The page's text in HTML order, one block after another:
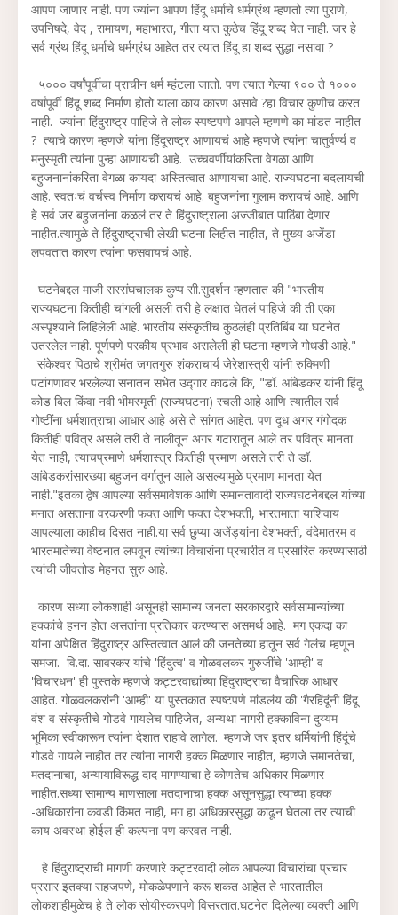
आपण जाणार नाही. पण ज्यांना आपण हिंदू धर्माचे धर्मग्रंथ म्हणतो त्या पुराणे,
उपनिषदे, वेद , रामायण, महाभारत, गीता यात कुठेच हिंदू शब्द येत नाही. जर हे
सर्व ग्रंथ हिंदू धर्माचे धर्मग्रंथ आहेत तर त्यात हिंदू हा शब्द सुद्धा नसावा ?
५००० वर्षांपूर्वीचा प्राचीन धर्म म्हंटला जातो. पण त्यात गेल्या ९०० ते १०००
वर्षांपूर्वी हिंदू शब्द निर्माण होतो याला काय कारण असावे ?हा विचार कुणीच करत
नाही. ज्यांना हिंदुराष्ट्र पाहिजे ते लोक स्पष्टपणे आपले म्हणणे का मांडत नाहीत
? त्याचे कारण म्हणजे यांना हिंदूराष्ट्र आणायचं आहे म्हणजे त्यांना चातुर्वर्ण्य व
मनुस्मृती त्यांना पुन्हा आणायची आहे. उच्चवर्णीयांकरिता वेगळा आणि
बहुजनानांकरिता वेगळा कायदा अस्तित्वात आणायचा आहे. राज्यघटना बदलायची
आहे. स्वतःचं वर्चस्व निर्माण करायचं आहे. बहुजनांना गुलाम करायचं आहे. आणि
हे सर्व जर बहुजनांना कळलं तर ते हिंदुराष्ट्राला अज्जीबात पाठिंबा देणार
नाहीत.त्यामुळे ते हिंदुराष्ट्राची लेखी घटना लिहीत नाहीत, ते मुख्य अजेंडा
लपवतात कारण त्यांना फसवायचं आहे.
घटनेबद्दल माजी सरसंघचालक कुप्प सी.सुदर्शन म्हणतात की "भारतीय
राज्यघटना कितीही चांगली असली तरी हे लक्षात घेतलं पाहिजे की ती एका
अस्पृश्याने लिहिलेली आहे. भारतीय संस्कृतीच कुठलंही प्रतिबिंब या घटनेत
उतरलेल नाही. पूर्णपणे परकीय प्रभाव असलेली ही घटना म्हणजे गोधडी आहे."
'संकेश्वर पिठाचे श्रीमंत जगतगुरु शंकराचार्य जेरेशास्त्री यांनी रुक्मिणी
पटांगणावर भरलेल्या सनातन सभेत उद्गार काढले कि, "डॉ. आंबेडकर यांनी हिंदू
कोड बिल किंवा नवी भीमस्मृती (राज्यघटना) रचली आहे आणि त्यातील सर्व
गोष्टींना धर्मशात्राचा आधार आहे असे ते सांगत आहेत. पण दूध अगर गंगोदक
कितीही पवित्र असले तरी ते नालीतून अगर गटारातून आले तर पवित्र मानता
येत नाही, त्याचप्रमाणे धर्मशास्त्र कितीही प्रमाण असले तरी ते डॉ.
आंबेडकरांसारख्या बहुजन वर्गातून आले असल्यामुळे प्रमाण मानता येत
नाही."इतका द्वेष आपल्या सर्वसमावेशक आणि समानतावादी राज्यघटनेबद्दल यांच्या
मनात असताना वरकरणी फक्त आणि फक्त देशभक्ती, भारतमाता याशिवाय
आपल्याला काहीच दिसत नाही.या सर्व छुप्या अजेंड्यांना देशभक्ती, वंदेमातरम व
भारतमातेच्या वेष्टनात लपवून त्यांच्या विचारांना प्रचारीत व प्रसारित करण्यासाठी
त्यांची जीवतोड मेहनत सुरु आहे.
कारण सध्या लोकशाही असूनही सामान्य जनता सरकारद्वारे सर्वसामान्यांच्या
हक्कांचे हनन होत असतांना प्रतिकार करण्यास असमर्थ आहे. मग एकदा का
यांना अपेक्षित हिंदुराष्ट्र अस्तित्वात आलं की जनतेच्या हातून सर्व गेलंच म्हणून
समजा. वि.दा. सावरकर यांचे 'हिंदुत्व' व गोळवलकर गुरुजींचे 'आम्ही' व
'विचारधन' ही पुस्तके म्हणजे कट्टरवाद्यांच्या हिंदुराष्ट्राचा वैचारिक आधार
आहेत. गोळवलकरांनी 'आम्ही' या पुस्तकात स्पष्टपणे मांडलंय की 'गैरहिंदूंनी हिंदू
वंश व संस्कृतीचे गोडवे गायलेच पाहिजेत, अन्यथा नागरी हक्काविना दुय्यम
भूमिका स्वीकारून त्यांना देशात राहावे लागेल.' म्हणजे जर इतर धर्मियांनी हिंदूंचे
गोडवे गायले नाहीत तर त्यांना नागरी हक्क मिळणार नाहीत, म्हणजे समानतेचा,
मतदानाचा, अन्यायाविरूद्ध दाद मागण्याचा हे कोणतेच अधिकार मिळणार
नाहीत.सध्या सामान्य माणसाला मतदानाचा हक्क असूनसुद्धा त्याच्या हक्क
-अधिकारांना कवडी किंमत नाही, मग हा अधिकारसुद्धा काढून घेतला तर त्याची
काय अवस्था होईल ही कल्पना पण करवत नाही.
हे हिंदुराष्ट्राची मागणी करणारे कट्टरवादी लोक आपल्या विचारांचा प्रचार
प्रसार इतक्या सहजपणे, मोकळेपणाने करू शकत आहेत ते भारतातील
लोकशाहीमुळेच हे ते लोक सोयीस्करपणे विसरतात.घटनेत दिलेल्या व्यक्ती आणि